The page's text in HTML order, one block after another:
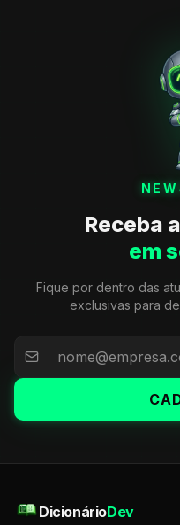
Receba
em
Fique por dentro das
exclusivas para
DicionárioDev